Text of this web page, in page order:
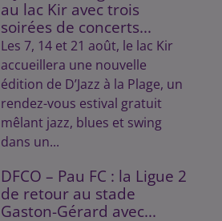
au lac Kir avec trois
soirées de concerts...
Les 7, 14 et 21 août, le lac Kir
accueillera une nouvelle
édition de D’Jazz à la Plage, un
rendez-vous estival gratuit
mêlant jazz, blues et swing
dans un...
DFCO – Pau FC : la Ligue 2
de retour au stade
Gaston-Gérard avec...